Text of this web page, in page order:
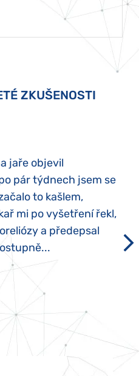
ZKUŠENOSTI
jaře objevil
pár týdnech jsem se
to kašlem,
mi po vyšetření řekl,
a předepsal